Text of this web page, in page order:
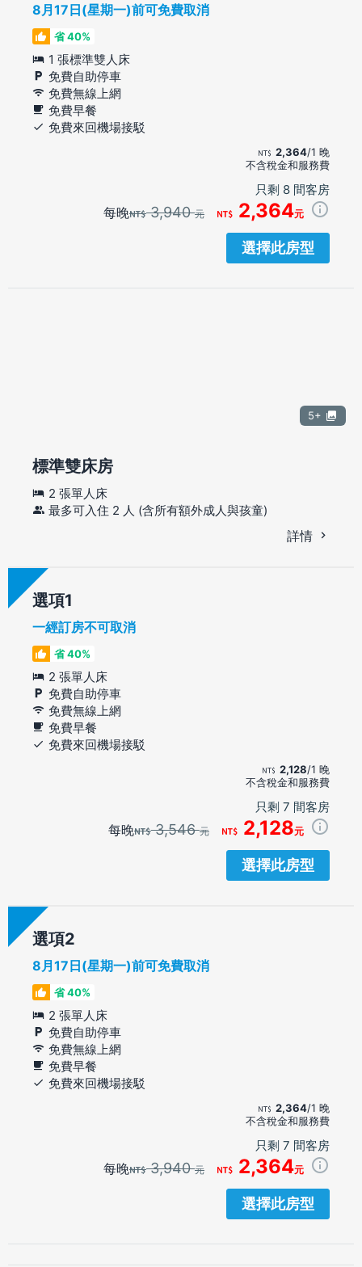
8月17日(星期一)前可免費取消
省 40%
1 張標準雙人床
免費自助停車
免費無線上網
免費早餐
免費來回機場接駁
2,364/1 晚
不含稅金和服務費
只剩 8 間客房
每晚 3,940元 2,364元
選擇此房型
5+
標準雙床房
2 張單人床
最多可入住 2 人 (含所有額外成人與孩童)
詳情
選項
一經訂房不可取消
省 40%
2 張單人床
免費自助停車
免費無線上網
免費早餐
免費來回機場接駁
2,128/1 晚
不含稅金和服務費
只剩 7 間客房
每晚 3,546元 2,128元
選擇此房型
選項
8月17日(星期一)前可免費取消
省 40%
2 張單人床
免費自助停車
免費無線上網
免費早餐
免費來回機場接駁
2,364/1 晚
不含稅金和服務費
只剩 7 間客房
每晚 3,940元 2,364元
選擇此房型